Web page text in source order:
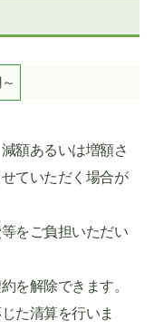
額あるいは増額さ
ていただく場合が
をご負担いただい
を解除できます。
た清算を行いま